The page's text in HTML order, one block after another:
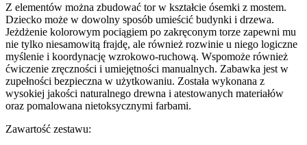
Z elementów można zbudować tor w kształcie ósemki z mostem.
Dziecko może w dowolny sposób umieścić budynki i drzewa.
Jeżdżenie kolorowym pociągiem po zakręconym torze zapewni mu
nie tylko niesamowitą frajdę, ale również rozwinie u niego logiczne
myślenie i koordynację wzrokowo-ruchową. Wspomoże również
ćwiczenie zręczności i umiejętności manualnych. Zabawka jest w
zupełności bezpieczna w użytkowaniu. Została wykonana z
wysokiej jakości naturalnego drewna i atestowanych materiałów
oraz pomalowana nietoksycznymi farbami.
Zawartość zestawu: